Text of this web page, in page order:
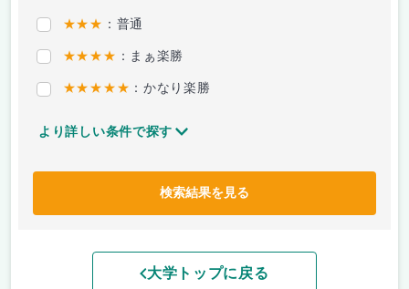
★★★ ：普通
★★★★ ：まぁ楽勝
★★★★★ ：かなり楽勝
より詳しい条件で探す
検索結果を見る
大学トップに戻る